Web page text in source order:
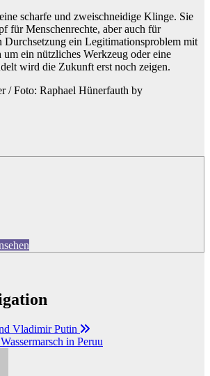
scharfe und zweischneidige Klinge. Sie
für Menschenrechte, aber auch für
Durchsetzung ein Legitimationsproblem mit
ein nützliches Werkzeug oder eine
wird die Zukunft erst noch zeigen.
/ Foto: Raphael Hünerfauth by
Vladimir Putin
in Peruu